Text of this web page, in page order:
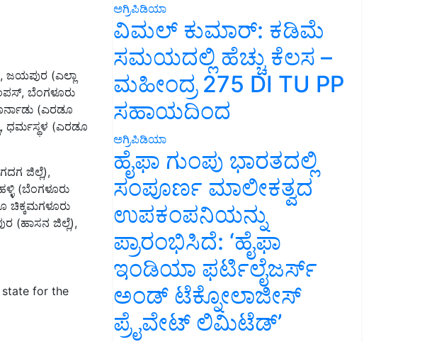
ಜಯಪುರ (ಎಲ್ಲಾ
ಬೆಂಗಳೂರು
(ಎರಡೂ
ಧರ್ಮಸ್ಥಳ (ಎರಡೂ
ಜಿಲ್ಲೆ),
(ಬೆಂಗಳೂರು
ಚಿಕ್ಕಮಗಳೂರು
(ಹಾಸನ ಜಿಲ್ಲೆ),
for the
ಅಗ್ರಿಪಿಡಿಯಾ
ವಿಮಲ್ ಕುಮಾರ್: ಕಡಿಮೆ
ಸಮಯದಲ್ಲಿ ಹೆಚ್ಚು ಕೆಲಸ –
ಮಹೀಂದ್ರ 275 DI TU PP
ಸಹಾಯದಿಂದ
ಅಗ್ರಿಪಿಡಿಯಾ
ಹೈಫಾ ಗುಂಪು ಭಾರತದಲ್ಲಿ
ಸಂಪೂರ್ಣ ಮಾಲೀಕತ್ವದ
ಉಪಕಂಪನಿಯನ್ನು
ಪ್ರಾರಂಭಿಸಿದೆ: ‘ಹೈಫಾ
ಇಂಡಿಯಾ ಫರ್ಟಿಲೈಜರ್ಸ್
ಅಂಡ್ ಟೆಕ್ನೋಲಾಜೀಸ್
ಪ್ರೈವೇಟ್ ಲಿಮಿಟೆಡ್’